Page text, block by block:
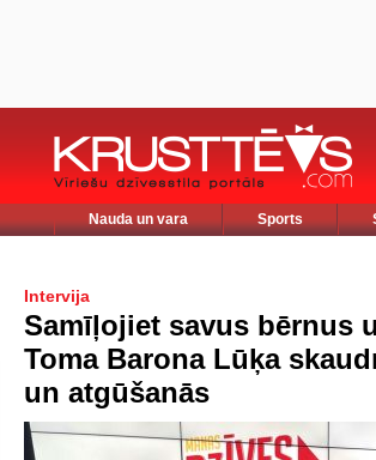
Nauda un vara Sports
Intervija
Samīļojiet savus bērnus
Toma Barona Lūķa
un atgūšanās